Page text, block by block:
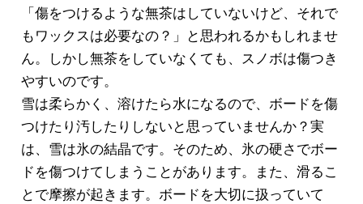
「傷をつけるような無茶はしていないけど、それで
もワックスは必要なの？」と思われるかもしれませ
ん。しかし無茶をしていなくても、スノボは傷つき
やすいのです。
雪は柔らかく、溶けたら水になるので、ボードを傷
つけたり汚したりしないと思っていませんか？実
は、雪は氷の結晶です。そのため、氷の硬さでボー
ドを傷つけてしまうことがあります。また、滑るこ
とで摩擦が起きます。ボードを大切に扱っていて